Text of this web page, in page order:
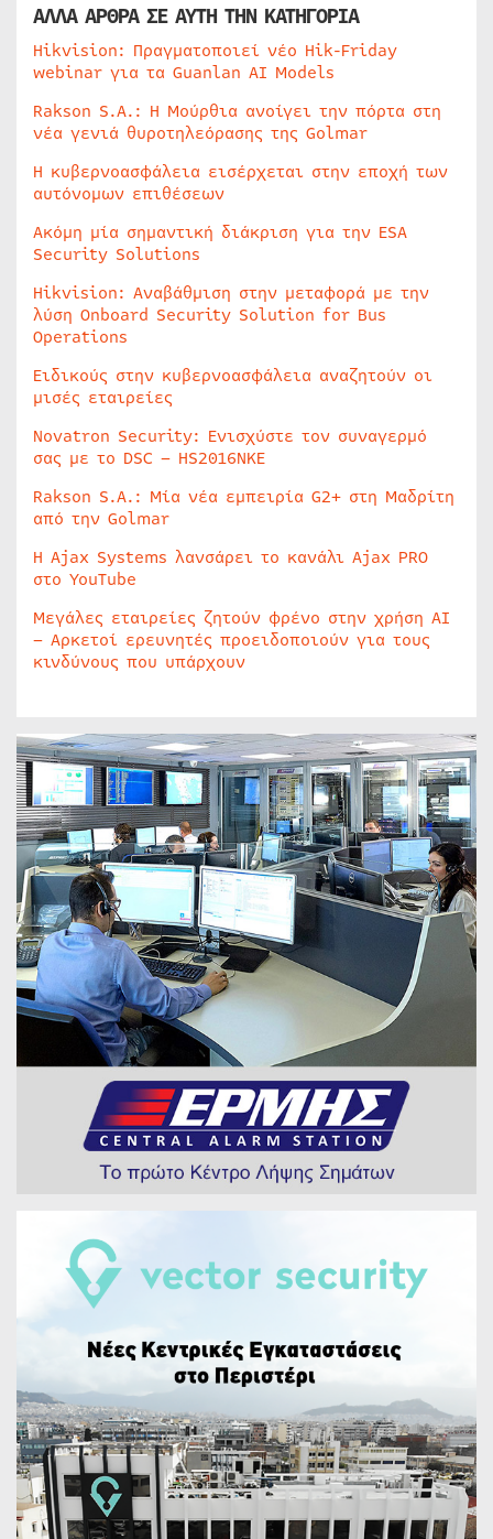
ΑΛΛΑ ΑΡΘΡΑ ΣΕ ΑΥΤΗ ΤΗΝ ΚΑΤΗΓΟΡΙΑ
Hikvision: Πραγματοποιεί νέο Hik-Friday
webinar για τα Guanlan AI Models
Rakson S.A.: Η Μούρθια ανοίγει την πόρτα στη
νέα γενιά θυροτηλεόρασης της Golmar
Η κυβερνοασφάλεια εισέρχεται στην εποχή των
αυτόνομων επιθέσεων
Ακόμη μία σημαντική διάκριση για την ESA
Security Solutions
Hikvision: Αναβάθμιση στην μεταφορά με την
λύση Onboard Security Solution for Bus
Operations
Ειδικούς στην κυβερνοασφάλεια αναζητούν οι
μισές εταιρείες
Novatron Security: Ενισχύστε τον συναγερμό
σας με το DSC – HS2016NKE
Rakson S.A.: Μία νέα εμπειρία G2+ στη Μαδρίτη
από την Golmar
Η Ajax Systems λανσάρει το κανάλι Ajax PRO
στο YouTube
Μεγάλες εταιρείες ζητούν φρένο στην χρήση AI
– Αρκετοί ερευνητές προειδοποιούν για τους
κινδύνους που υπάρχουν